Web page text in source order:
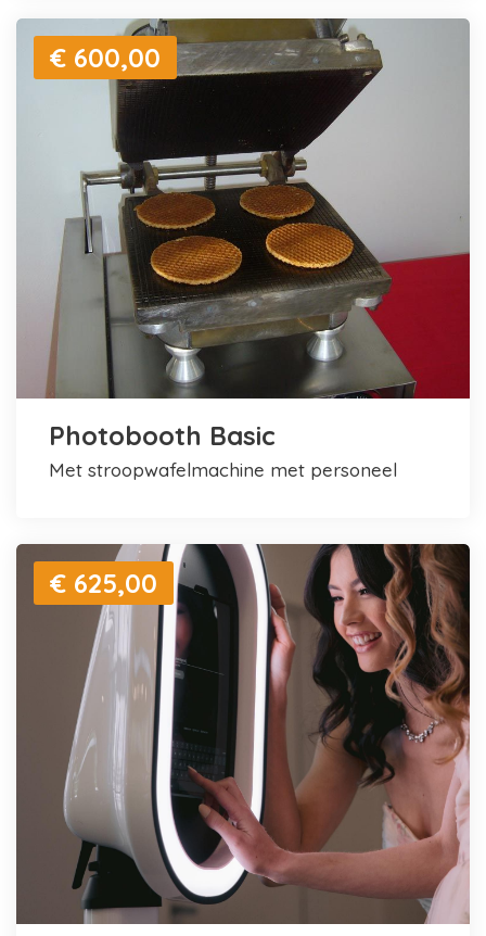
€ 600,00
Photobooth Basic
met stroopwafelmachine met personeel
€ 625,00